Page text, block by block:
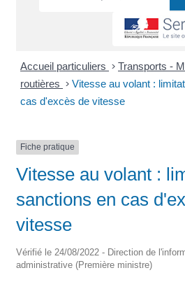
Accueil particuliers > Transports -
routières > Vitesse au volant :
cas d'excès de vitesse
Fiche pratique
Vitesse au volant :
sanctions en cas
vitesse
Vérifié le 24/08/2022 - Direction de
administrative (Première ministre)